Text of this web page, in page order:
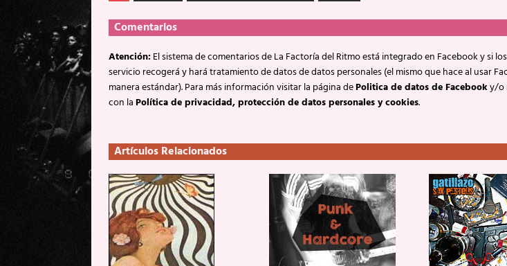
Comentarios
Atención:El sistema de comentarios de La Factoría del Ritmo está integrado en Facebook y si
servicio recogerá y hará tratamiento de datos de datos personales (el mismo que hace al usar
manera estándar). Para más información visitar la página dePolitica de datos de Facebooky/o
con laPolítica de privacidad, protección de datos personales y cookies.
Artículos Relacionados